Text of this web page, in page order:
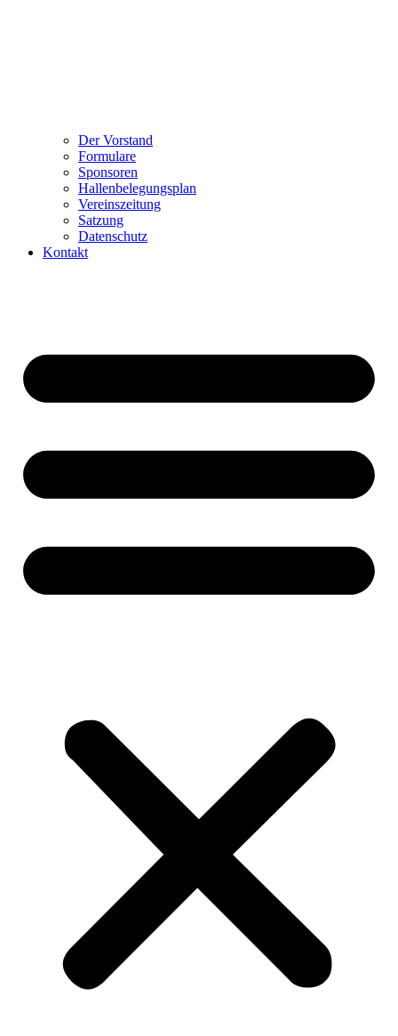
Der Vorstand
Formulare
Sponsoren
Hallenbelegungsplan
Vereinszeitung
Satzung
Datenschutz
Kontakt